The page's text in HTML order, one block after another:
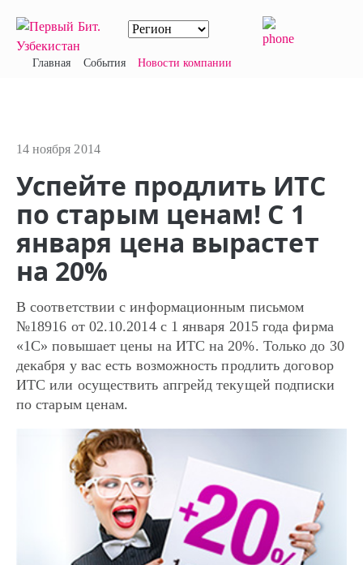
Главная События Новости компании
14 ноября 2014
Успейте продлить ИТС
по старым ценам! С 1
января цена вырастет
на 20%
В соответствии с информационным письмом
№18916 от 02.10.2014 с 1 января 2015 года фирма
«1С» повышает цены на ИТС на 20%. Только до 30
декабря у вас есть возможность продлить договор
ИТС или осуществить апгрейд текущей подписки
по старым ценам.